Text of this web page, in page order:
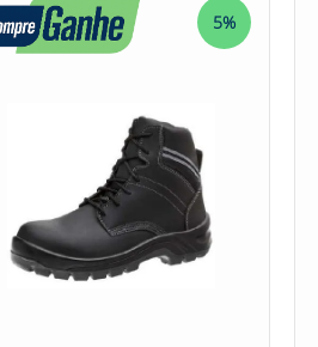
de Segurança Ocupacional Sem
de poliuretano (PU), sendo a
e resistente a objetos
higiênica Soft Confort em EVA
os pés sempre secos e
Em suma, a Botina de
confortável e eficiente para
que uma variedade de
acertada para garantir a proteção
5%